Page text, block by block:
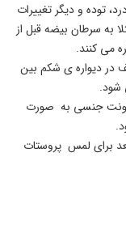
توده و دیگر تغییرات
به سرطان بیضه قبل از
می کنند.
دیواره ی شکم بین
شود.
جنسی به صورت
برای لمس پروستات